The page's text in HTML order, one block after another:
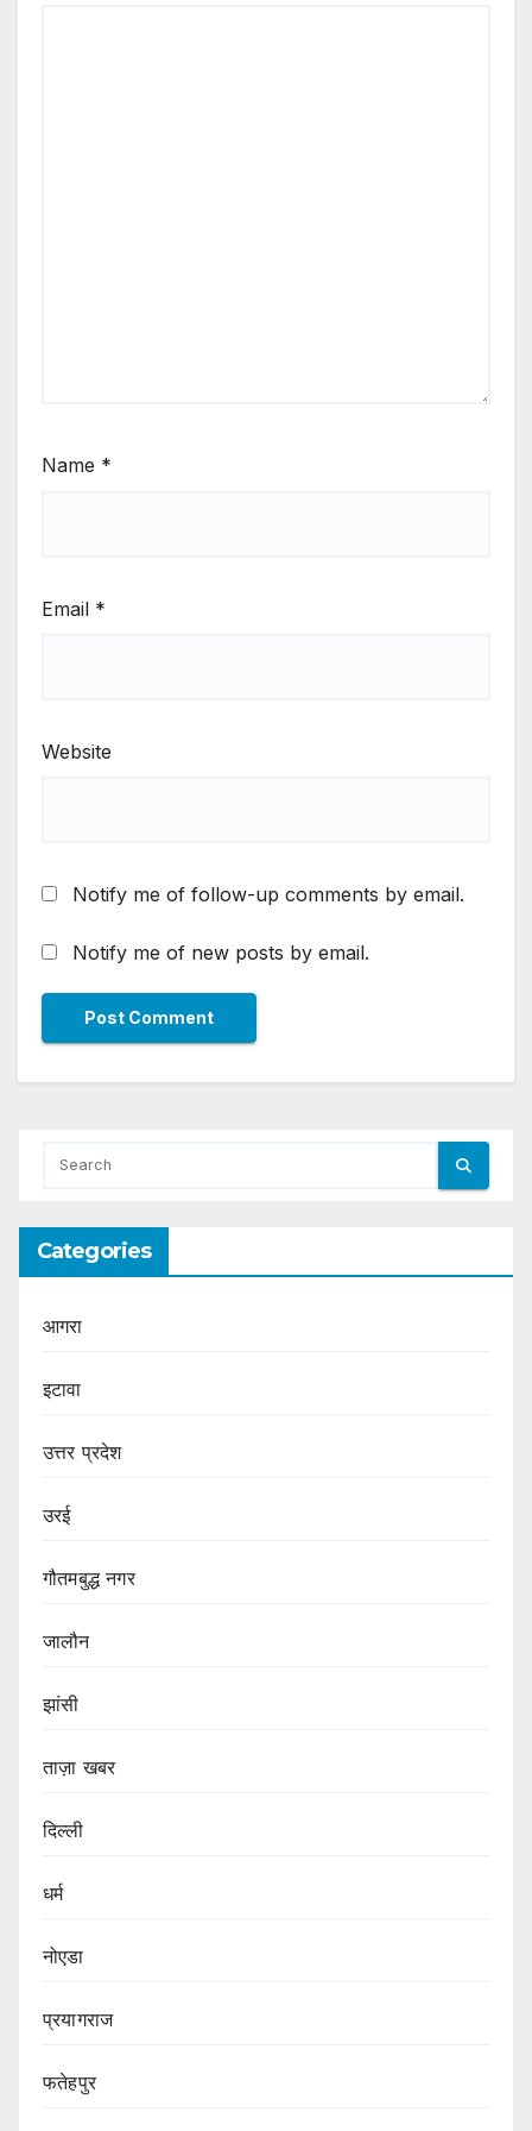
Name *
Email *
Website
Notify me of follow-up comments by email.
Notify me of new posts by email.
Categories
आगरा
इटावा
उत्तर प्रदेश
उरई
गौतमबुद्ध नगर
जालौन
झांसी
ताज़ा खबर
दिल्ली
धर्म
नोएडा
प्रयागराज
फतेहपुर